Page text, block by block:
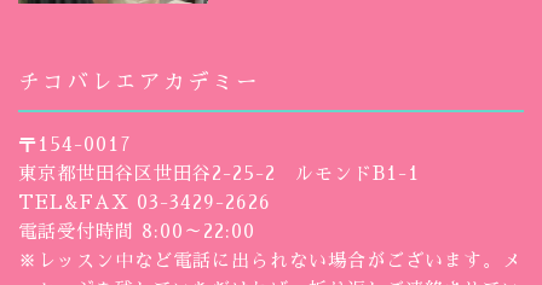
チコバレエアカデミー
〒154-0017
東京都世田谷区世田谷2-25-2 ルモンドB1-1
TEL&FAX 03-3429-2626
電話受付時間 8:00～22:00
※レッスン中など電話に出られない場合がございます。メ